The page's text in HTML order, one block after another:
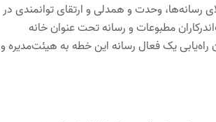
رسانه‌ها، وحدت و همدلی و ارتقای توانمندی در
مطبوعات و رسانه تحت عنوان خانه
آن را در آذرماه 88 میزبانی کرد و دستاورد آن راه‌یابی یک فعال رسانه این خطه به هیئت‌مدیره و